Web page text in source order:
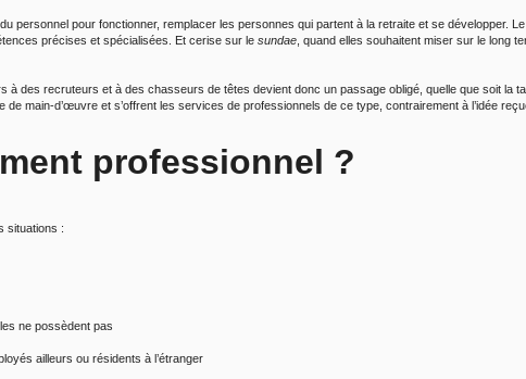
personnel pour fonctionner, remplacer les personnes qui partent à la retraite et se développer.
précises et spécialisées. Et cerise sur le sundae , quand elles souhaitent miser sur le long
des recruteurs et à des chasseurs de têtes devient donc un passage obligé, quelle que soit la
main-d’œuvre et s’offrent les services de professionnels de ce type, contrairement à l’idée
professionnel ?
situations :
ne possèdent pas
ailleurs ou résidents à l’étranger